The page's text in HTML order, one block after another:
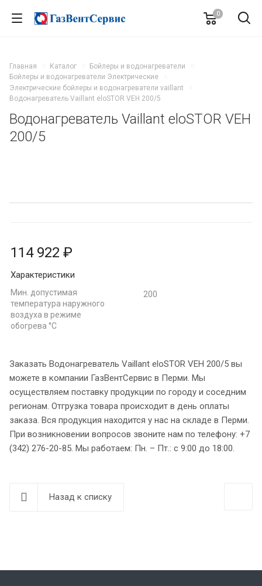
0
Главная Каталог
Бойлеры и водонагреватели
Бойлеры и водонагреватели Электрические
Электрические бойлеры и водонагреватели vaillant
Водонагреватель Vaillant eloSTOR VEH 200/5
Водонагреватель Vaillant eloSTOR VEH
200/5
114 922 ₽
Характеристики
Мин. допустимая
температура наружного
воздуха в режиме
обогрева °С
200
Заказать Водонагреватель Vaillant eloSTOR VEH 200/5 вы
можете в компании ГазВентСервис в Перми. Мы
осуществляем поставку продукции по городу и соседним
регионам. Отгрузка товара происходит в день оплаты
заказа. Вся продукция находится у нас на складе в Перми.
При возникновении вопросов звоните нам по телефону: +7
(342) 276-20-85. Мы работаем: Пн. – Пт.: с 9:00 до 18:00.
Назад к списку